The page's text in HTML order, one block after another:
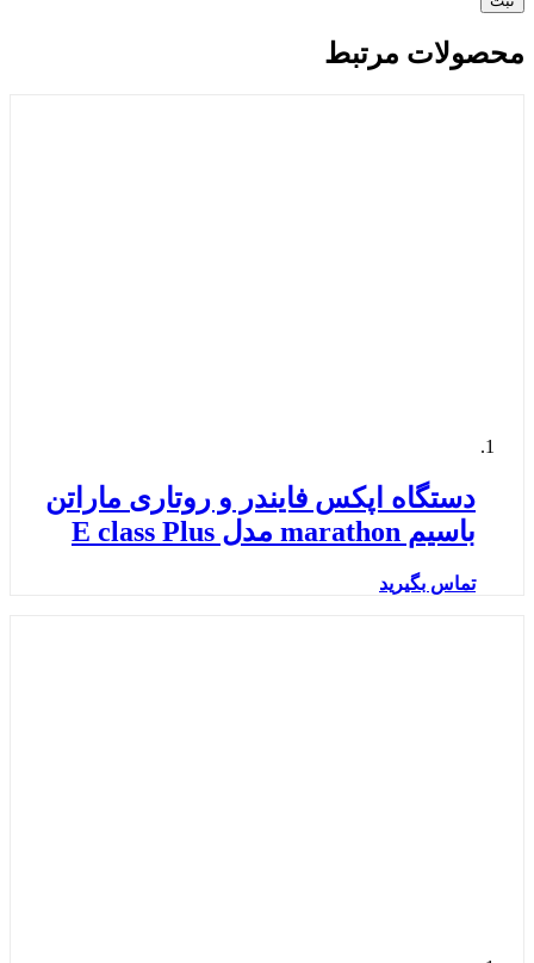
محصولات مرتبط
دستگاه اپکس فایندر و روتاری ماراتن
باسیم marathon مدل E class Plus
تماس بگیرید